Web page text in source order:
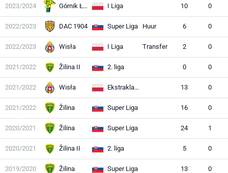
2023/2024 Górnik Łęczna I Liga 10 0
2022/2023 DAC 1904 Super Liga Huur 6 0
2022/2023 Wisła I Liga Transfer 2 0
2021/2022 Žilina II 2. liga 0 0
2021/2022 Wisła Ekstraklasa 13 0
2021/2022 Žilina Super Liga 16 0
2020/2021 Žilina Super Liga 24 1
2020/2021 Žilina II 2. liga 5 0
2019/2020 Žilina Super Liga 13 0